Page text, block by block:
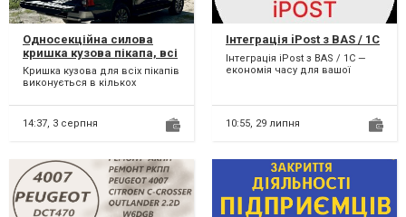
Односекційна силова
кришка кузова пікапа, всі
моделі. Накриття на кузов
пікапа. Крышка на кузов
Кришка кузова для всіх пікапів
виконується в кількох
потреб та вимог. Однос...
14:37, 3 серпня
Інтеграція iPost з BAS / 1C
Інтеграція iPost з BAS / 1С —
економія часу для вашої
10:55, 29 липня